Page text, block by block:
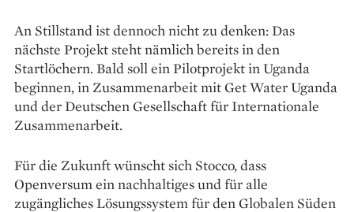
An Stillstand ist dennoch nicht zu denken: Das
nächste Projekt steht nämlich bereits in den
Startlöchern. Bald soll ein Pilotprojekt in Uganda
beginnen, in Zusammenarbeit mit Get Water Uganda
und der Deutschen Gesellschaft für Internationale
Zusammenarbeit.
Für die Zukunft wünscht sich Stocco, dass
Openversum ein nachhaltiges und für alle
zugängliches Lösungssystem für den Globalen Süden